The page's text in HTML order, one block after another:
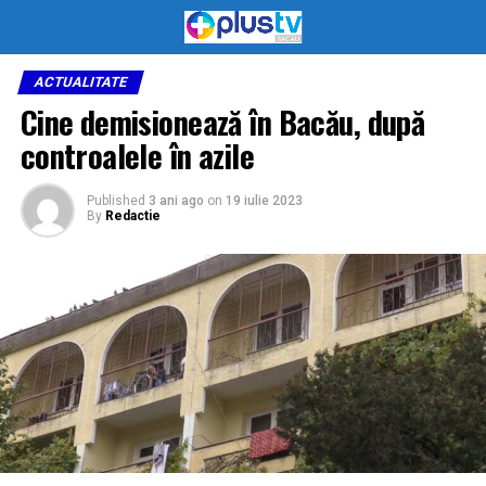
ACTUALITATE
Cine demisionează în Bacău, după
controalele în azile
Published 3 ani ago on 19 iulie 2023
By Redactie